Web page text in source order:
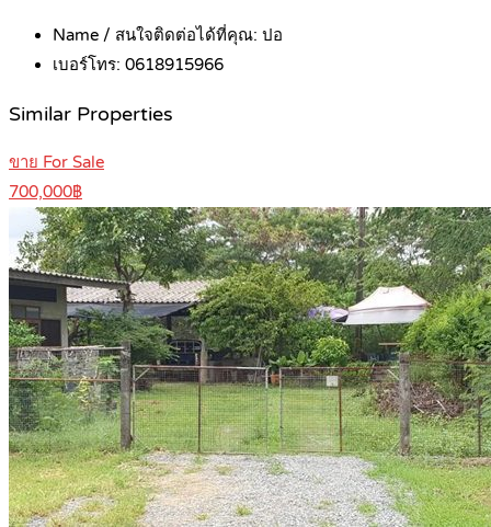
Name / สนใจติดต่อได้ที่คุณ: ปอ
เบอร์โทร: 0618915966
Similar Properties
ขาย For Sale
700,000฿